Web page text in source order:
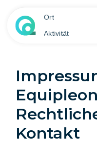
Ort
Aktivität
Kontakt